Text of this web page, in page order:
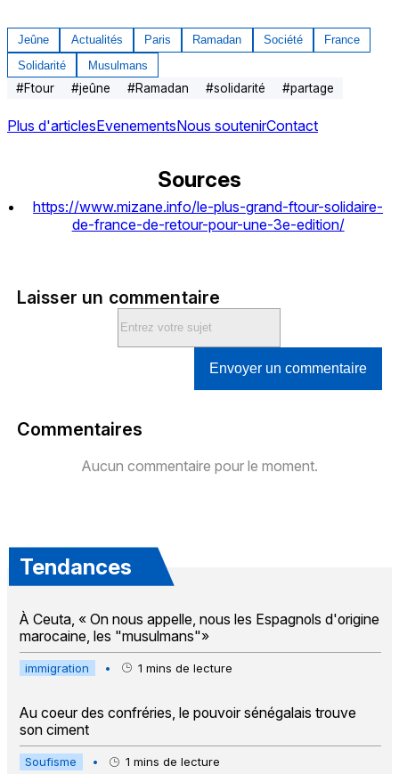
Jeûne Actualités Paris Ramadan Société
France
Solidarité
Musulmans
#Ftour #jeûne #Ramadan #solidarité #partage
Plus d'articlesEvenementsNous soutenirContact
Sources
https://www.mizane.info/le-plus-grand-ftour-solidaire-
de-france-de-retour-pour-une-3e-edition/
Laisser un commentaire
Envoyer un commentaire
Commentaires
Aucun commentaire pour le moment.
Tendances
À Ceuta, « On nous appelle, nous les Espagnols d'origine
marocaine, les "musulmans"»
immigration • 1 mins de lecture
Au coeur des confréries, le pouvoir sénégalais trouve
son ciment
Soufisme • 1 mins de lecture